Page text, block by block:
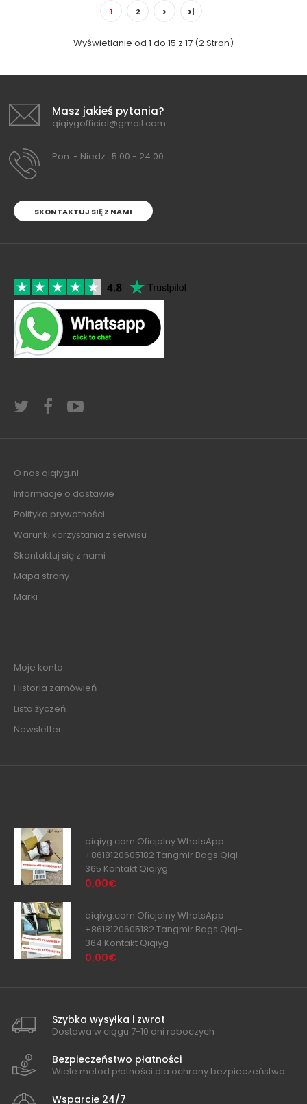
1 2 > >|
Wyświetlanie od 1 do 15 z 17 (2 Stron)
Masz jakieś pytania?
qiqiygofficial@gmail.com
Pon. - Niedz.: 5:00 - 24:00
SKONTAKTUJ SIĘ Z NAMI
O nas qiqiyg.nl
Informacje o dostawie
Polityka prywatności
Warunki korzystania z serwisu
Skontaktuj się z nami
Mapa strony
Marki
Moje konto
Historia zamówień
Lista życzeń
Newsletter
qiqiyg.com Oficjalny WhatsApp:
+8618120605182 Tangmir Bags Qiqi-
365 Kontakt Qiqiyg
0,00€
qiqiyg.com Oficjalny WhatsApp:
+8618120605182 Tangmir Bags Qiqi-
364 Kontakt Qiqiyg
0,00€
Szybka wysyłka i zwrot
Dostawa w ciągu 7-10 dni roboczych
Bezpieczeństwo płatności
Wiele metod płatności dla ochrony bezpieczeństwa
Wsparcie 24/7